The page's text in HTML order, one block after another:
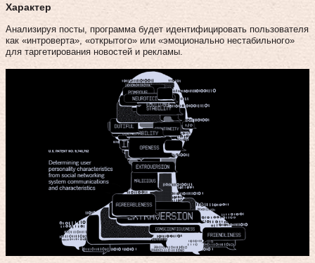
Характер
Анализируя посты, программа будет идентифицировать пользователя
как «интроверта», «открытого» или «эмоционально нестабильного»
для таргетирования новостей и рекламы.